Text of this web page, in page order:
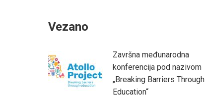
Vezano
Završna međunarodna
konferencija pod nazivom
„Breaking Barriers Through
Education“